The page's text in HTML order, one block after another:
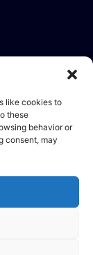
like cookies to
these
behavior or
consent, may
• 台灣 • 香